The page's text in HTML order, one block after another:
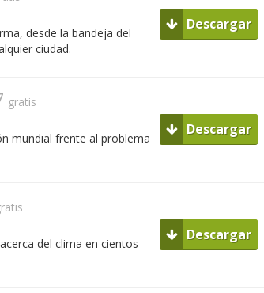
desde la bandeja del
ciudad.
Descargar
gratis
mundial frente al problema
Descargar
del clima en cientos
Descargar